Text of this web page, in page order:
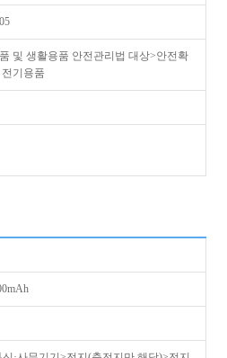
및 생활용품 안전관리법 대상>안전확
기용품